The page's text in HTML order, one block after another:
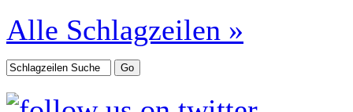
Alle Schlagzeilen »